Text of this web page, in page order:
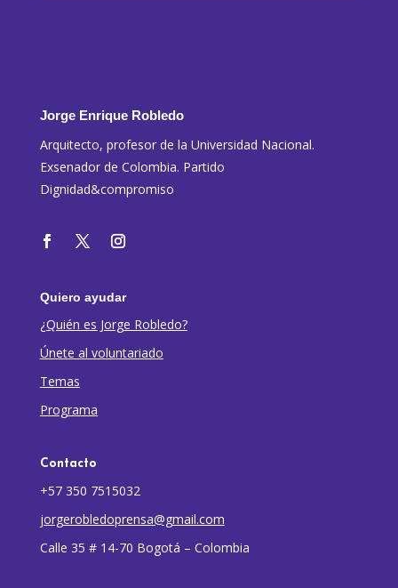
Jorge Enrique Robledo
Arquitecto, profesor de la Universidad Nacional.
Exsenador de Colombia. Partido
Dignidad&compromiso
Quiero ayudar
¿Quién es Jorge Robledo?
Únete al voluntariado
Temas
Programa
Contacto
+57 350 7515032
jorgerobledoprensa@gmail.com
Calle 35 # 14-70 Bogotá – Colombia